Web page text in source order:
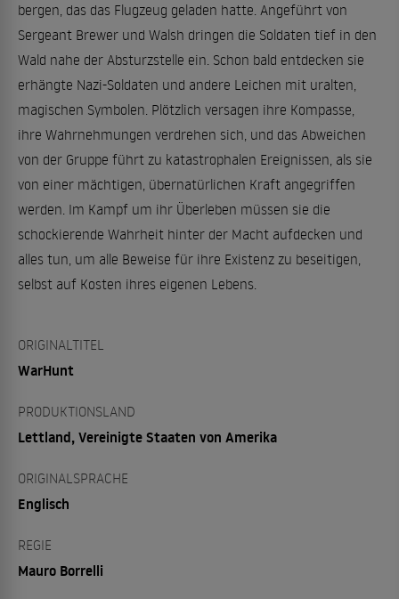
bergen, das das Flugzeug geladen hatte. Angeführt von
Sergeant Brewer und Walsh dringen die Soldaten tief in den
Wald nahe der Absturzstelle ein. Schon bald entdecken sie
erhängte Nazi-Soldaten und andere Leichen mit uralten,
magischen Symbolen. Plötzlich versagen ihre Kompasse,
ihre Wahrnehmungen verdrehen sich, und das Abweichen
von der Gruppe führt zu katastrophalen Ereignissen, als sie
von einer mächtigen, übernatürlichen Kraft angegriffen
werden. Im Kampf um ihr Überleben müssen sie die
schockierende Wahrheit hinter der Macht aufdecken und
alles tun, um alle Beweise für ihre Existenz zu beseitigen,
selbst auf Kosten ihres eigenen Lebens.
ORIGINALTITEL
WarHunt
PRODUKTIONSLAND
Lettland, Vereinigte Staaten von Amerika
ORIGINALSPRACHE
Englisch
REGIE
Mauro Borrelli